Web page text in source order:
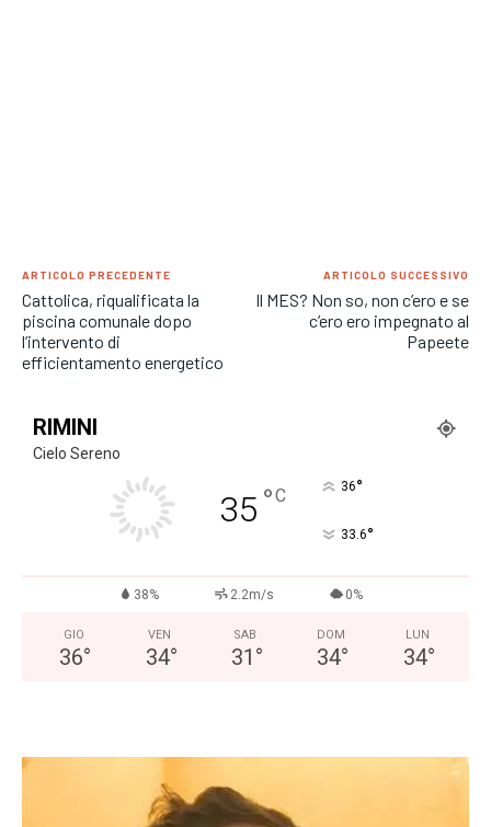
ARTICOLO PRECEDENTE
Cattolica, riqualificata la
piscina comunale dopo
l’intervento di
efficientamento energetico
ARTICOLO SUCCESSIVO
Il MES? Non so, non c’ero e se
c’ero ero impegnato al
Papeete
RIMINI
Cielo Sereno
35 °C 36°
33.6°
38% 2.2m/s 0%
GIO
36°
VEN
34°
SAB
31 °
DOM
34°
LUN
34°